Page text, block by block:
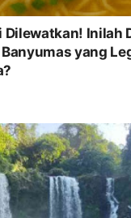
Dilewatkan! Inilah
yang